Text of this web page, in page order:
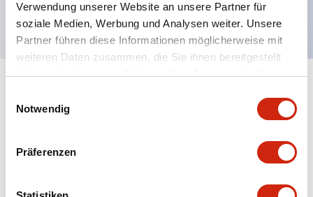
Verwendung unserer Website an unsere Partner für
soziale Medien, Werbung und Analysen weiter. Unsere
Partner führen diese Informationen möglicherweise mit
weiteren Daten zusammen, die Sie ihnen bereitgestellt
haben oder die sie im Rahmen Ihrer Nutzung der Dienste
Notwendig
Präferenzen
1NC Überwachungsschaltung, 5m Kabel
+